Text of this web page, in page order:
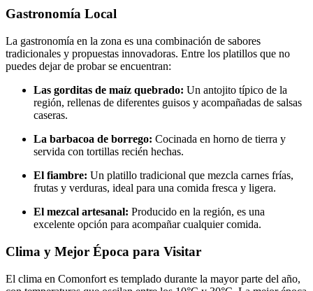
Gastronomía Local
La gastronomía en la zona es una combinación de sabores
tradicionales y propuestas innovadoras. Entre los platillos que no
puedes dejar de probar se encuentran:
Las gorditas de maíz quebrado: Un antojito típico de la
región, rellenas de diferentes guisos y acompañadas de salsas
caseras.
La barbacoa de borrego: Cocinada en horno de tierra y
servida con tortillas recién hechas.
El fiambre: Un platillo tradicional que mezcla carnes frías,
frutas y verduras, ideal para una comida fresca y ligera.
El mezcal artesanal: Producido en la región, es una
excelente opción para acompañar cualquier comida.
Clima y Mejor Época para Visitar
El clima en Comonfort es templado durante la mayor parte del año,